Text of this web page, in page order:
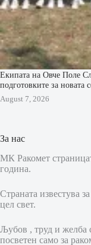
Екипата на Овче Поле
подготовките за
August 7, 2026
За нас
МК Ракомет
година.
Страната известува
цел свет.
Љубов , труд и желба
посветен само за